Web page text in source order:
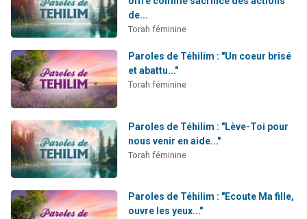
Il reste 49 places pour étudier en groupe sur Zoom
Eva vient de donner son Maasser
4 personnes viennent de nous rejoindre sur WhatsApp
3 personnes viennent de faire un don pour Événements Torah-Box
de...
Torah féminine
Paroles de Téhilim : "Un coeur brisé
et abattu..."
Torah féminine
Paroles de Téhilim : "Lève-Toi pour
nous venir en aide..."
Torah féminine
Paroles de Téhilim : "Ecoute Ma fille,
ouvre les yeux..."